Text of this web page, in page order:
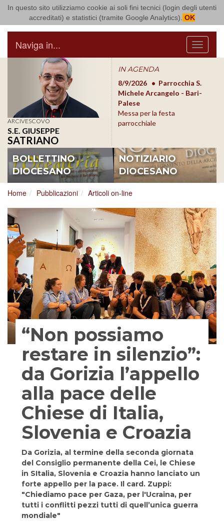
In questo sito utilizziamo cookie ai soli fini tecnici (login degli utenti
accreditati) e statistici (tramite Google Analytics). OK
Arcidiocesi di Bari Bitonto
Menu
Naviga in...
ARCIVESCOVO
S.E. GIUSEPPE
SATRIANO
IN AGENDA
8/17/2026
Conversano
Conferenza Episcopale
Pugliese
8/9/2026
Parrocchia S.
Michele Arcangelo - Bari-
Palese
Messa per la festa
parrocchiale
BOLLETTINO
DIOCESANO
NOTIZIARIO
DIOCESANO
Home Pubblicazioni Articoli on-line
“Non possiamo
restare in silenzio”:
da Gorizia l’appello
alla pace delle
Chiese di Italia,
Slovenia e Croazia
Da Gorizia, al termine della seconda giornata
del Consiglio permanente della Cei, le Chiese
in SItalia, Slovenia e Croazia hanno lanciato un
forte appello per la pace. Il card. Zuppi:
"Chiediamo pace per Gaza, per l'Ucraina, per
tutti i conflitti pezzi tutti di quell’unica guerra
mondiale"